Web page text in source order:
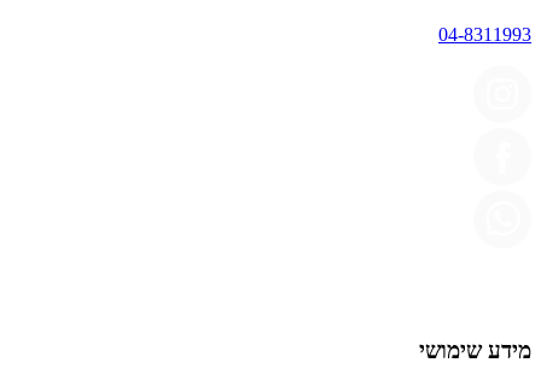
04-8311993
מידע שימושי